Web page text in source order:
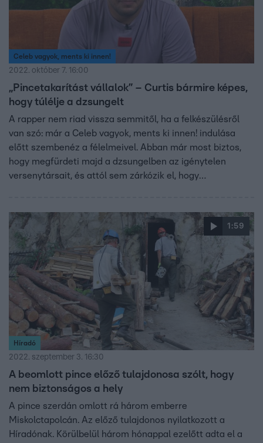
Celeb vagyok, ments ki innen!
2022. október 7. 16:00
„Pincetakarítást vállalok” – Curtis bármire képes,
hogy túlélje a dzsungelt
A rapper nem riad vissza semmitől, ha a felkészülésről
van szó: már a Celeb vagyok, ments ki innen! indulása
előtt szembenéz a félelmeivel. Abban már most biztos,
hogy megfürdeti majd a dzsungelben az igénytelen
versenytársait, és attól sem zárkózik el, hogy
videónkból kiderül!
1:59
Híradó
2022. szeptember 3. 16:30
A beomlott pince előző tulajdonosa szólt, hogy
nem biztonságos a hely
A pince szerdán omlott rá három emberre
Miskolctapolcán. Az előző tulajdonos nyilatkozott a
Híradónak. Körülbelül három hónappal ezelőtt adta el a